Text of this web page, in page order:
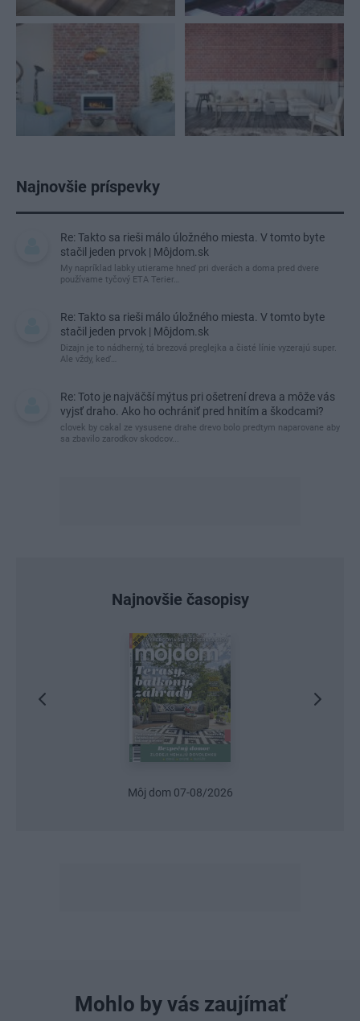
Najnovšie príspevky
Re: Takto sa rieši málo úložného miesta. V tomto byte
stačil jeden prvok | Môjdom.sk
My napríklad labky utierame hneď pri dverách a doma pred dvere
používame tyčový ETA Terier…
Re: Takto sa rieši málo úložného miesta. V tomto byte
stačil jeden prvok | Môjdom.sk
Dizajn je to nádherný, tá brezová preglejka a čisté línie vyzerajú super.
Ale vždy, keď…
Re: Toto je najväčší mýtus pri ošetrení dreva a môže vás
vyjsť draho. Ako ho ochrániť pred hnitím a škodcami?
clovek by cakal ze vysusene drahe drevo bolo predtym naparovane aby
sa zbavilo zarodkov skodcov...
Najnovšie časopisy
Môj dom 07-08/2026
Mohlo by vás zaujímať